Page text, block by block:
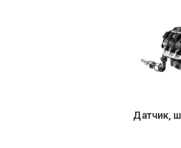
Датчик,